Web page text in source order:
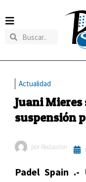
Actualidad
Juani Mieres
suspensión
por Redaccion
Padel Spain .-